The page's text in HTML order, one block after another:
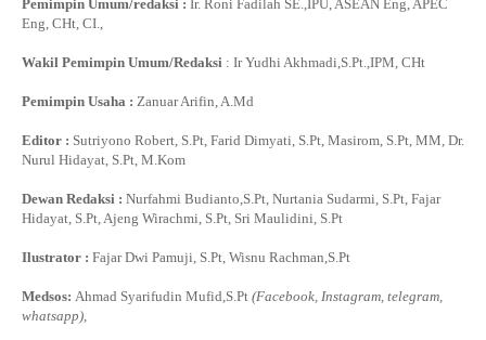
Pemimpin Umum/redaksi : Ir. Roni Fadilah SE.,IPU, ASEAN Eng, APEC
Eng, CHt, CI.,
Wakil Pemimpin Umum/Redaksi : Ir Yudhi Akhmadi,S.Pt.,IPM, CHt
Pemimpin Usaha : Zanuar Arifin, A.Md
Editor : Sutriyono Robert, S.Pt, Farid Dimyati, S.Pt, Masirom, S.Pt, MM, Dr.
Nurul Hidayat, S.Pt, M.Kom
Dewan Redaksi : Nurfahmi Budianto,S.Pt, Nurtania Sudarmi, S.Pt, Fajar
Hidayat, S.Pt, Ajeng Wirachmi, S.Pt, Sri Maulidini, S.Pt
Ilustrator : Fajar Dwi Pamuji, S.Pt, Wisnu Rachman,S.Pt
Medsos: Ahmad Syarifudin Mufid,S.Pt (Facebook, Instagram, telegram,
whatsapp),